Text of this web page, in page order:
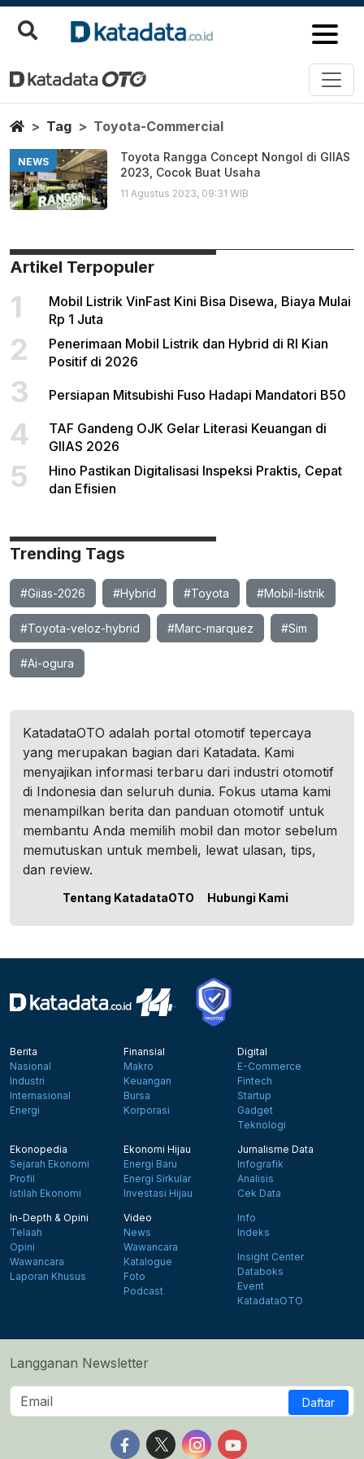
Toyota Commercial
Berita Terbaru
HomeTag Toyota-Commercial
NEWS
Toyota Rangga Concept Nongol di GIIAS
2023, Cocok Buat Usaha
11 Agustus 2023, 09:31 WIB
Artikel Terpopuler
1
Mobil Listrik VinFast Kini Bisa Disewa, Biaya Mulai
Rp 1 Juta
2
Penerimaan Mobil Listrik dan Hybrid di RI Kian
Positif di 2026
3 Persiapan Mitsubishi Fuso Hadapi Mandatori B50
4
TAF Gandeng OJK Gelar Literasi Keuangan di
GIIAS 2026
5
Hino Pastikan Digitalisasi Inspeksi Praktis, Cepat
dan Efisien
Trending Tags
#Giias-2026 #Hybrid #Toyota #Mobil-listrik
#Toyota-veloz-hybrid #Marc-marquez #Sim
#Ai-ogura
KatadataOTO adalah portal otomotif tepercaya
yang merupakan bagian dari Katadata. Kami
menyajikan informasi terbaru dari industri otomotif
di Indonesia dan seluruh dunia. Fokus utama kami
menampilkan berita dan panduan otomotif untuk
membantu Anda memilih mobil dan motor sebelum
memutuskan untuk membeli, lewat ulasan, tips,
dan review.
Tentang KatadataOTO Hubungi Kami
Berita
Nasional
Industri
Internasional
Energi
Finansial
Makro
Keuangan
Bursa
Korporasi
Digital
E-Commerce
Fintech
Startup
Gadget
Teknologi
Ekonopedia
Sejarah Ekonomi
Profil
Istilah Ekonomi
Ekonomi Hijau
Energi Baru
Energi Sirkular
Investasi Hijau
Jurnalisme Data
Infografik
Analisis
Cek Data
In-Depth & Opini
Telaah
Opini
Wawancara
Laporan Khusus
Video
News
Wawancara
Katalogue
Foto
Podcast
Info
Indeks
Insight Center
Databoks
Event
KatadataOTO
Langganan Newsletter
Daftar
Follow us on Facebook
Follow us on X
Follow us on Instagram
Follow us on